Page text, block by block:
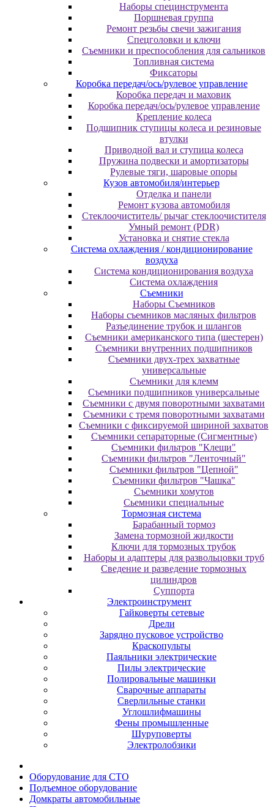
Наборы специнструмента
Поршневая группа
Ремонт резьбы свечи зажигания
Спецголовки и ключи
Съемники и преспособления для сальников
Топливная система
Фиксаторы
Коробка передач/ось/рулевое управление
Коробка передач и маховик
Коробка передач/ось/рулевое управление
Крепление колеса
Подшипник ступицы колеса и резиновые
втулки
Приводной вал и ступица колеса
Пружина подвески и амортизаторы
Рулевые тяги, шаровые опоры
Кузов автомобиля/интерьер
Отделка и панели
Ремонт кузова автомобиля
Стеклоочиститель/ рычаг стеклоочистителя
Умный ремонт (PDR)
Установка и снятие стекла
Система охлаждения / кондиционирование
воздуха
Система кондиционирования воздуха
Система охлаждения
Съемники
Наборы Съемников
Наборы съемников масляных фильтров
Разъединение трубок и шлангов
Съемники американского типа (шестерен)
Съемники внутренних подшипников
Съемники двух-трех захватные
универсальные
Съемники для клемм
Съемники подшипников универсальные
Съемники с двумя поворотными захватами
Съемники с тремя поворотными захватами
Съемники с фиксируемой шириной захватов
Съемники сепараторные (Сигментные)
Съемники фильтров "Клещи"
Съемники фильтров "Ленточный"
Съемники фильтров "Цепной"
Съемники фильтров "Чашка"
Съемники хомутов
Сьемники специальные
Тормозная система
Барабанный тормоз
Замена тормозной жидкости
Ключи для тормозных трубок
Наборы и адаптеры для развольцовки труб
Сведение и разведение тормозных
цилиндров
Суппорта
Электроинструмент
Гайковерты сетевые
Дрели
Зарядно пусковое устройство
Краскопульты
Паяльники электрические
Пилы электрические
Полировальные машинки
Сварочные аппараты
Сверлильные станки
Углошлифмашины
Фены промышленные
Шуруповерты
Электролобзики
Oбopудoвaниe для CTO
Пoдъeмнoe oбopудoвaниe
Дoмкpaты aвтoмoбильныe